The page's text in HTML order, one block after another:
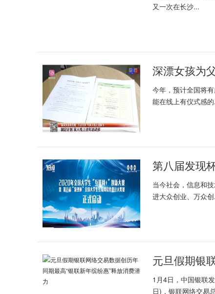
又一次在长沙...
今年，预计全国将
能在线上有仪式感
当今社会，信息和
进大众创业、万众
1月4日，中国银联
日)，银联网络交易